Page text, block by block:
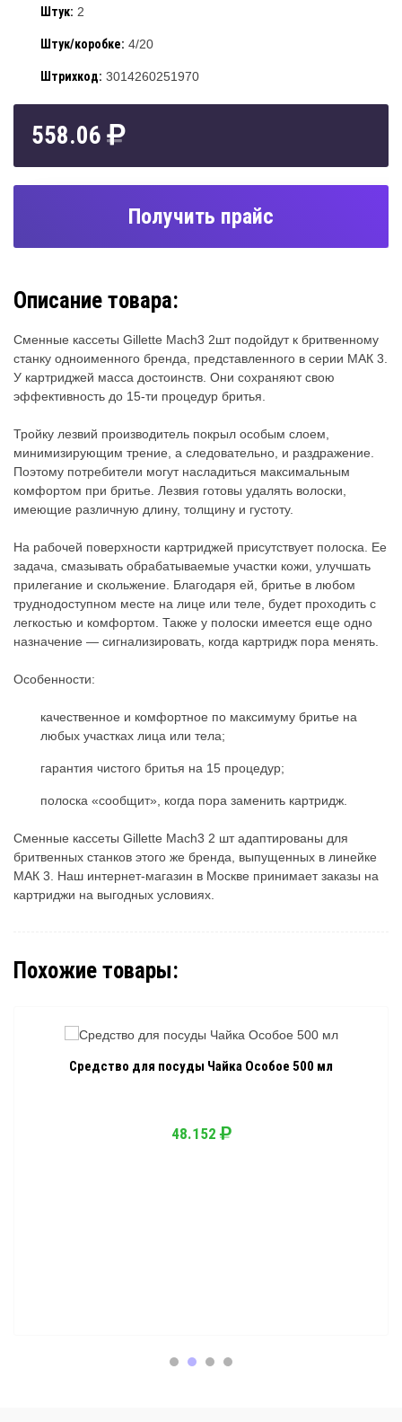
Штук: 2
Штук/коробке: 4/20
Штрихкод: 3014260251970
558.06
Получить прайс
Описание товара:
Сменные кассеты Gillette Mach3 2шт подойдут к бритвенному
станку одноименного бренда, представленного в серии МАК 3.
У картриджей масса достоинств. Они сохраняют свою
эффективность до 15-ти процедур бритья.
Тройку лезвий производитель покрыл особым слоем,
минимизирующим трение, а следовательно, и раздражение.
Поэтому потребители могут насладиться максимальным
комфортом при бритье. Лезвия готовы удалять волоски,
имеющие различную длину, толщину и густоту.
На рабочей поверхности картриджей присутствует полоска. Ее
задача, смазывать обрабатываемые участки кожи, улучшать
прилегание и скольжение. Благодаря ей, бритье в любом
труднодоступном месте на лице или теле, будет проходить с
легкостью и комфортом. Также у полоски имеется еще одно
назначение — сигнализировать, когда картридж пора менять.
Особенности:
качественное и комфортное по максимуму бритье на
любых участках лица или тела;
гарантия чистого бритья на 15 процедур;
полоска «сообщит», когда пора заменить картридж.
Сменные кассеты Gillette Mach3 2 шт адаптированы для
бритвенных станков этого же бренда, выпущенных в линейке
МАК 3. Наш интернет-магазин в Москве принимает заказы на
картриджи на выгодных условиях.
Похожие товары:
Средство для посуды Чайка Особое 500 мл
48.152